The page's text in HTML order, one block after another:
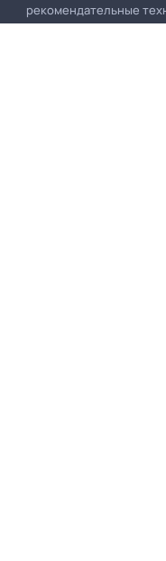
рекомендательные